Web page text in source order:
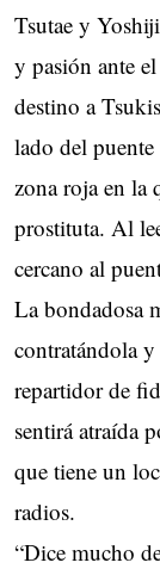
Tsutae y
y pasión ante
destino a
lado del puente
zona roja en la
prostituta. Al
cercano al
La bondadosa
contratándola
repartidor de
sentirá atraída
que tiene un
radios.
“Dice mucho